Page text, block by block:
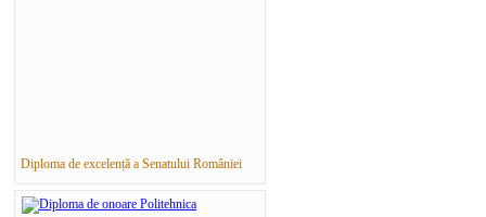
Diploma de excelență a Senatului României